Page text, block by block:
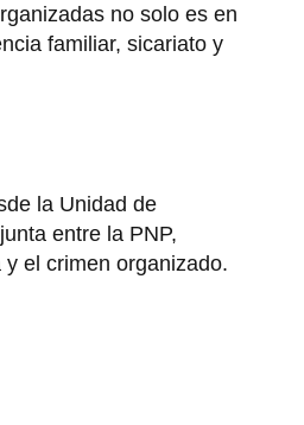
no solo es en
familiar, sicariato y
la Unidad de
entre la PNP,
el crimen organizado.